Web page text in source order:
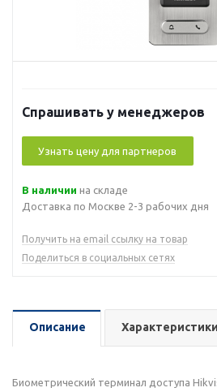
Спрашивать у менеджеров
Узнать цену для партнеров
В наличии на складе
Доставка по Москве 2-3 рабочих дня
Получить на email ссылку на товар
Поделиться в социальных сетях
Описание Характеристики
Биометрический терминал доступа